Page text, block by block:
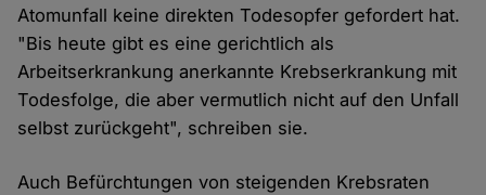
Atomunfall keine direkten Todesopfer gefordert hat.
"Bis heute gibt es eine gerichtlich als
Arbeitserkrankung anerkannte Krebserkrankung mit
Todesfolge, die aber vermutlich nicht auf den Unfall
selbst zurückgeht", schreiben sie.
Auch Befürchtungen von steigenden Krebsraten